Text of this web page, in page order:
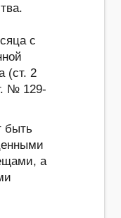
с
(ст. 2
№ 129-
быть
а